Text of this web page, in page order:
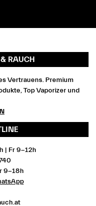
RAUCH
Vertrauens. Premium
Top Vaporizer und
| Fr 9-12h
9-18h